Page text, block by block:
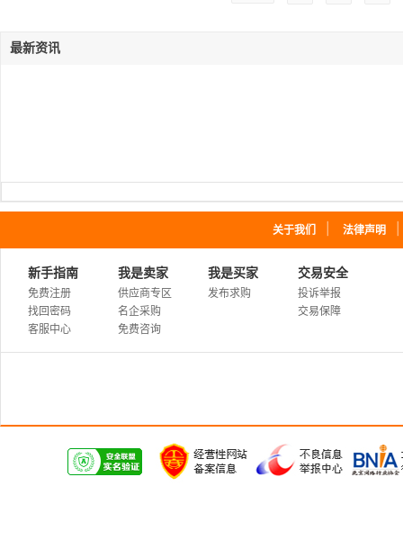
最新资讯
关于我们 法律声明
新手指南
免费注册
找回密码
客服中心
我是卖家
供应商专区
名企采购
免费咨询
我是买家
发布求购
交易安全
投诉举报
交易保障